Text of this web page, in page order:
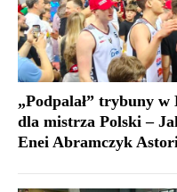
„Podpalał” trybuny w
dla mistrza Polski –
Enei Abramczyk